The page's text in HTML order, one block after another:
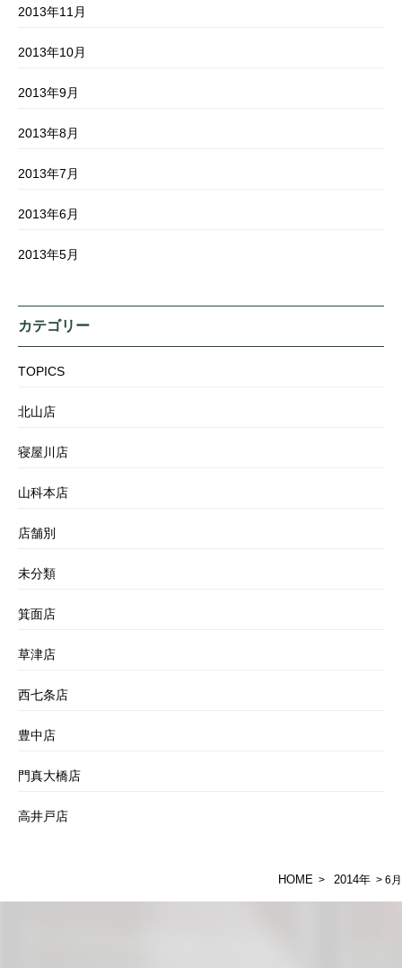
2013年11月
2013年10月
2013年9月
2013年8月
2013年7月
2013年6月
2013年5月
カテゴリー
TOPICS
北山店
寝屋川店
山科本店
店舗別
未分類
箕面店
草津店
西七条店
豊中店
門真大橋店
高井戸店
HOME > 2014年 > 6月